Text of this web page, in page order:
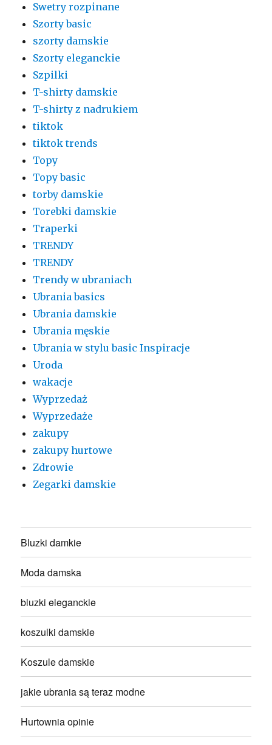
Swetry rozpinane
Szorty basic
szorty damskie
Szorty eleganckie
Szpilki
T-shirty damskie
T-shirty z nadrukiem
tiktok
tiktok trends
Topy
Topy basic
torby damskie
Torebki damskie
Traperki
TRENDY
TRENDY
Trendy w ubraniach
Ubrania basics
Ubrania damskie
Ubrania męskie
Ubrania w stylu basic Inspiracje
Uroda
wakacje
Wyprzedaż
Wyprzedaże
zakupy
zakupy hurtowe
Zdrowie
Zegarki damskie
Bluzki damkie
Moda damska
bluzki eleganckie
koszulki damskie
Koszule damskie
jakie ubrania są teraz modne
Hurtownia opinie